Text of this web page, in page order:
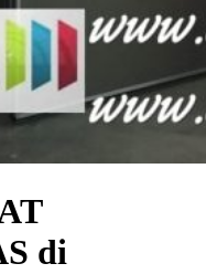
di